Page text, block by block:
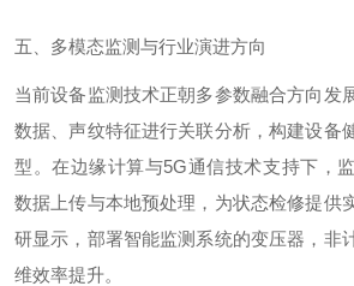
五、多模态监测与行业演进方向
当前设备监测技术正朝多参数融合方向发
数据、声纹特征进行关联分析，构建设备
型。在边缘计算与5G通信技术支持下，
数据上传与本地预处理，为状态检修提供
研显示，部署智能监测系统的变压器，非
维效率提升。